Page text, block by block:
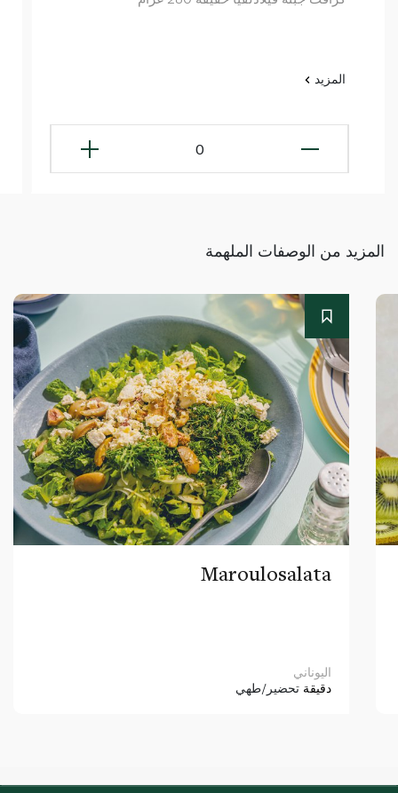
المزيد
0
المزيد من الوصفات الملهمة
Maroulosalata
اليوناني
دقيقة تحضير/طهي